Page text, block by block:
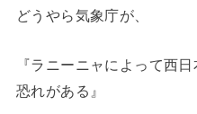
どうやら気象庁が、
『ラニーニャによって西
恐れがある』